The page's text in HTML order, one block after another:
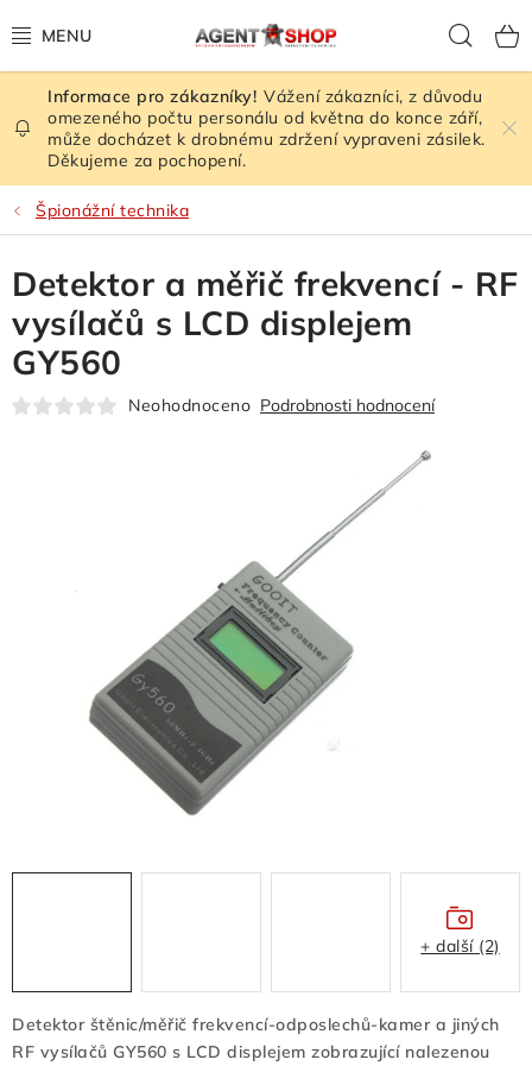
na
HODNOCENÍ OBCHODU
VEŠKERÉ ZBOŽÍ
ŠPIONÁŽNÍ TECHNIKA
RUŠIČKY SIGNÁLU
KAMERY - BEZPEČNOST
GPS LOKÁTORY
REDUKCE - REGULÁTORY
BATERIE - NABÍJEČKY - KABELY
Z REKLAMACÍ- POŠKOZENÉ
Podmínky ochrany osobních údajů
Vážení zákazníci, z důvodu
omezeného počtu personálu od května do konce září,
může docházet k drobnému zdržení vypraveni zásilek.
Děkujeme za pochopení.
Špionážní technika
Detektor štěnic/měřič frekvencí-odposlechů-kamer a jiných
RF vysílačů GY560 s LCD displejem zobrazující nalezenou
Detektor a měřič frekvencí - RF
vysílačů s LCD displejem
GY560
Neohodnoceno Podrobnosti hodnocení
+ další (2)